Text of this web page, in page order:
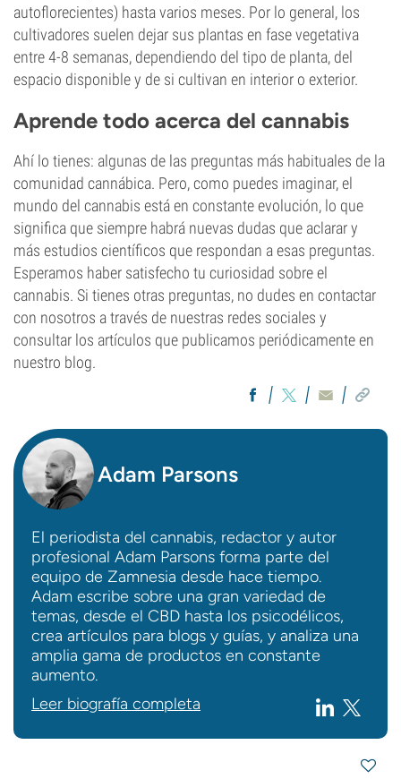
autoflorecientes) hasta varios meses. Por lo general, los
cultivadores suelen dejar sus plantas en fase vegetativa
entre 4-8 semanas, dependiendo del tipo de planta, del
espacio disponible y de si cultivan en interior o exterior.
Aprende todo acerca del cannabis
Ahí lo tienes: algunas de las preguntas más habituales de la
comunidad cannábica. Pero, como puedes imaginar, el
mundo del cannabis está en constante evolución, lo que
significa que siempre habrá nuevas dudas que aclarar y
más estudios científicos que respondan a esas preguntas.
Esperamos haber satisfecho tu curiosidad sobre el
cannabis. Si tienes otras preguntas, no dudes en contactar
con nosotros a través de nuestras redes sociales y
consultar los artículos que publicamos periódicamente en
nuestro blog.
Adam Parsons
El periodista del cannabis, redactor y autor
profesional Adam Parsons forma parte del
equipo de Zamnesia desde hace tiempo.
Adam escribe sobre una gran variedad de
temas, desde el CBD hasta los psicodélicos,
crea artículos para blogs y guías, y analiza una
amplia gama de productos en constante
aumento.
Leer biografía completa